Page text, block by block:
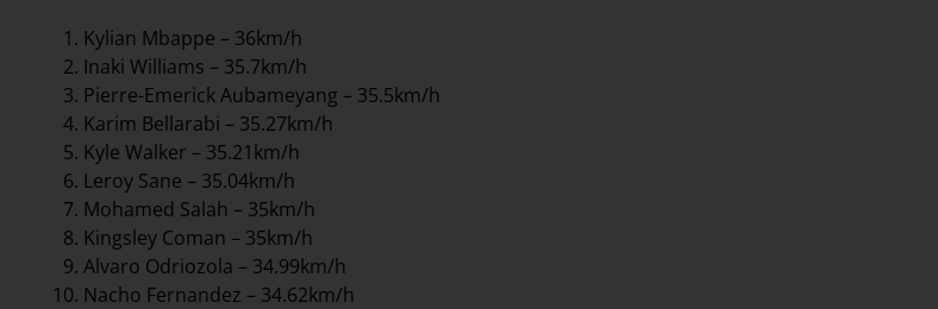
Kylian Mbappe – 36km/h
Inaki Williams – 35.7km/h
Pierre-Emerick Aubameyang – 35.5km/h
Karim Bellarabi – 35.27km/h
Kyle Walker – 35.21km/h
Leroy Sane – 35.04km/h
Mohamed Salah – 35km/h
Kingsley Coman – 35km/h
Alvaro Odriozola – 34.99km/h
Nacho Fernandez – 34.62km/h